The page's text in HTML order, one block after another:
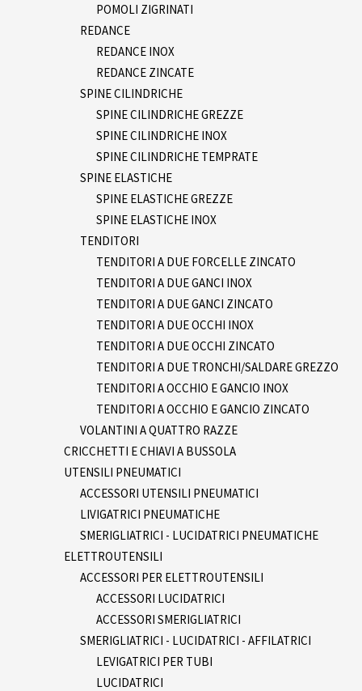
POMOLI ZIGRINATI
REDANCE
REDANCE INOX
REDANCE ZINCATE
SPINE CILINDRICHE
SPINE CILINDRICHE GREZZE
SPINE CILINDRICHE INOX
SPINE CILINDRICHE TEMPRATE
SPINE ELASTICHE
SPINE ELASTICHE GREZZE
SPINE ELASTICHE INOX
TENDITORI
TENDITORI A DUE FORCELLE ZINCATO
TENDITORI A DUE GANCI INOX
TENDITORI A DUE GANCI ZINCATO
TENDITORI A DUE OCCHI INOX
TENDITORI A DUE OCCHI ZINCATO
TENDITORI A DUE TRONCHI/SALDARE GREZZO
TENDITORI A OCCHIO E GANCIO INOX
TENDITORI A OCCHIO E GANCIO ZINCATO
VOLANTINI A QUATTRO RAZZE
CRICCHETTI E CHIAVI A BUSSOLA
UTENSILI PNEUMATICI
ACCESSORI UTENSILI PNEUMATICI
LIVIGATRICI PNEUMATICHE
SMERIGLIATRICI - LUCIDATRICI PNEUMATICHE
ELETTROUTENSILI
ACCESSORI PER ELETTROUTENSILI
ACCESSORI LUCIDATRICI
ACCESSORI SMERIGLIATRICI
SMERIGLIATRICI - LUCIDATRICI - AFFILATRICI
LEVIGATRICI PER TUBI
LUCIDATRICI